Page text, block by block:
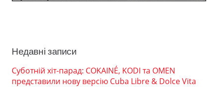
Недавні записи
Суботній хіт-парад: COKAINÉ, KODI та OMEN
представили нову версію Cuba Libre & Dolce Vita